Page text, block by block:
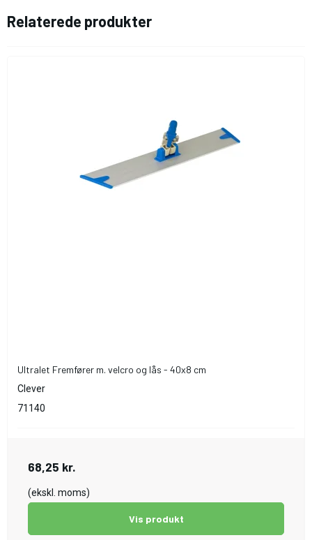
Relaterede produkter
Ultralet Fremfører m. velcro og lås - 40x8 cm
Clever
71140
68,25 kr.
(ekskl. moms)
Vis produkt